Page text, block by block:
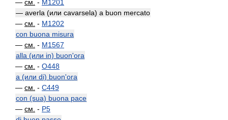
— см. - M1201
— averla (или cavarsela) a buon mercato
— см. - M1202
con buona misura
— см. - M1567
alla (или in) buon'ora
— см. - O448
a (или di) buon'ora
— см. - C449
con (sua) buona pace
— см. - P5